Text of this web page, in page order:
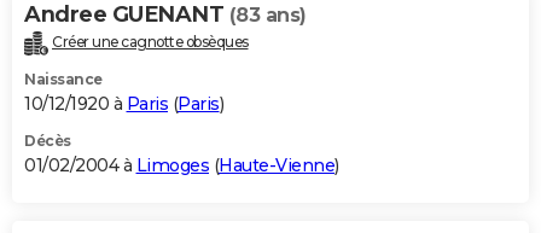
Andree GUENANT (83 ans)
Créer une cagnotte obsèques
Naissance
10/12/1920 à Paris (Paris)
Décès
01/02/2004 à Limoges (Haute-Vienne)